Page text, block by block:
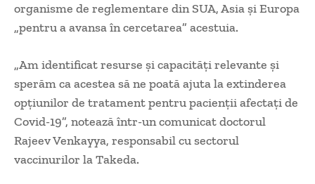
organisme de reglementare din SUA, Asia şi Europa
„pentru a avansa în cercetarea” acestuia.
„Am identificat resurse şi capacităţi relevante şi
sperăm ca acestea să ne poată ajuta la extinderea
opţiunilor de tratament pentru pacienţii afectaţi de
Covid-19”, notează într-un comunicat doctorul
Rajeev Venkayya, responsabil cu sectorul
vaccinurilor la Takeda.